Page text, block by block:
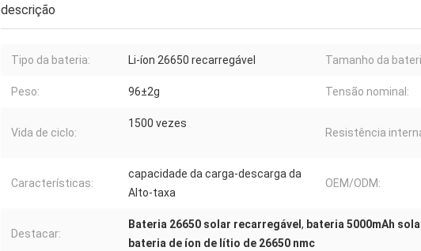
descrição
Tipo da bateria: Li-íon 26650 recarregável Tamanho da
Peso: 96±2g Tensão nominal:
Vida de ciclo:
1500 vezes
Resistência
Características:
capacidade da carga-descarga da
Alto-taxa
OEM/ODM:
Destacar:
Bateria 26650 solar recarregável , bateria 5000mAh
bateria de íon de lítio de 26650 nmc